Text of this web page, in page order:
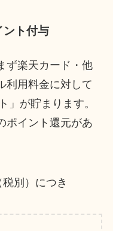
ント付与
ず楽天カード・他
利用料金に対して
」が貯まります。
ポイント還元があ
別）につき